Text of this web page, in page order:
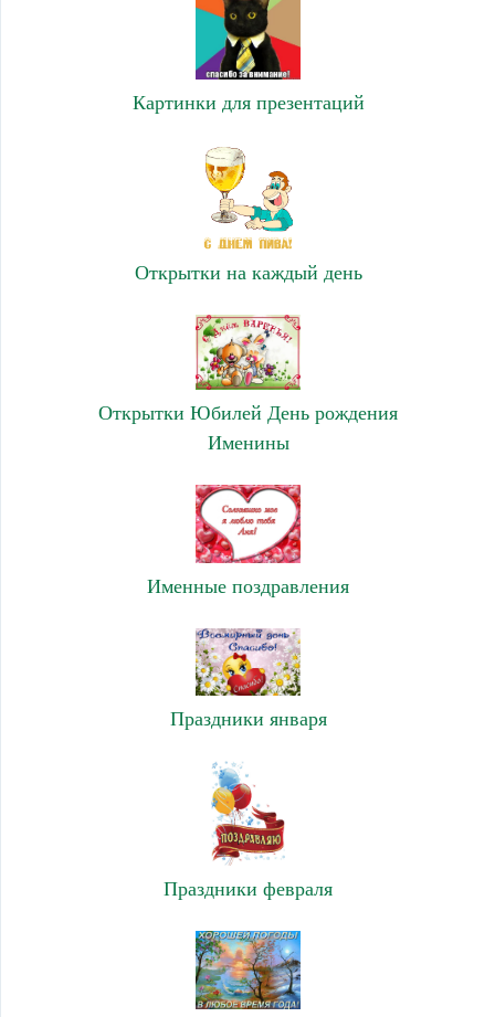
Картинки для презентаций
Открытки на каждый день
Открытки Юбилей День рождения
Именины
Именные поздравления
Праздники января
Праздники февраля